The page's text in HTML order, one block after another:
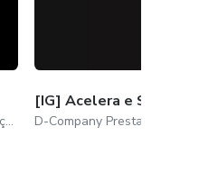
D-Company Prestação de Serviços e Publicidade LTDA
[IG] Acelera e Seca